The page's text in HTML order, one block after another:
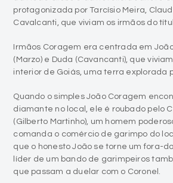
Irmãos Coragem era centrada em João
(Marzo) e Duda (Cavancanti), que
Quando o simples João Coragem
diamante no local, ele é roubado pelo
comanda o comércio de garimpo do
que o honesto João se torne um fora-
líder de um bando de garimpeiros
que passam a duelar com o Coronel.
Para escrever Irmãos Coragem, a
inspirou em filmes de faroeste,